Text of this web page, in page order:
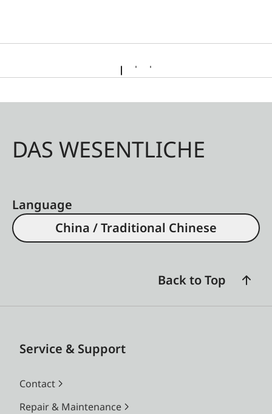
DAS WESENTLICHE
Language
China / Traditional Chinese
Back to Top
Service & Support
Contact
Repair & Maintenance